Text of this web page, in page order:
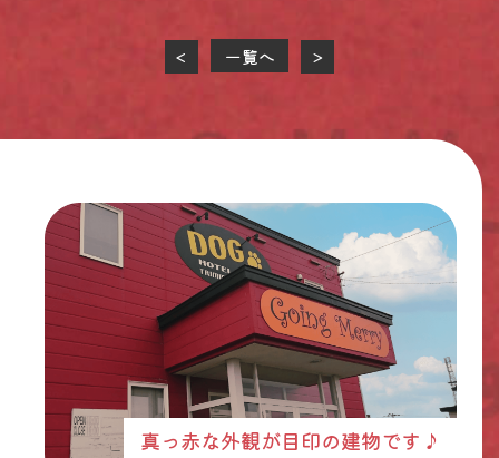
< 一覧へ >
真っ赤な外観が目印の建物です♪